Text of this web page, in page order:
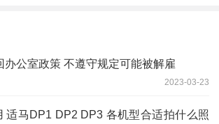
办公室政策 不遵守规定可能被解雇
2023-03-23
适马DP1 DP2 DP3 各机型合适拍什么照